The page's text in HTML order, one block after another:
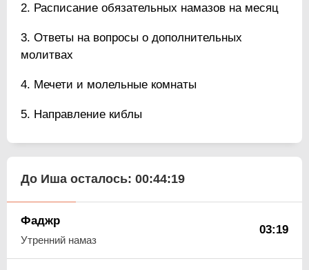
Расписание обязательных намазов на месяц
Ответы на вопросы о дополнительных
молитвах
Мечети и молельные комнаты
Направление киблы
До Иша осталось: 00:44:18
Фаджр
Утренний намаз
03:19